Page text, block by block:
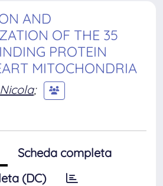
AND
OF THE 35
PROTEIN
MITOCHONDRIA
;
Scheda completa
(DC)